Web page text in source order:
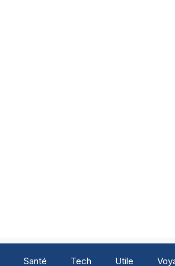
Santé Tech Utile